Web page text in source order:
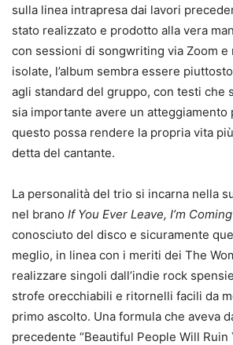
sulla linea intrapresa dai lavori
stato realizzato e prodotto alla vera
con sessioni di songwriting via Zoom e
isolate, l’album sembra essere
agli standard del gruppo, con testi che
sia importante avere un atteggiamento
questo possa rendere la propria vita
detta del cantante.
La personalità del trio si incarna nella
nel brano If You Ever Leave, I’m
conosciuto del disco e sicuramente
meglio, in linea con i meriti dei The
realizzare singoli dall’indie rock
strofe orecchiabili e ritornelli facili da
primo ascolto. Una formula che aveva
precedente “Beautiful People Will Ruin